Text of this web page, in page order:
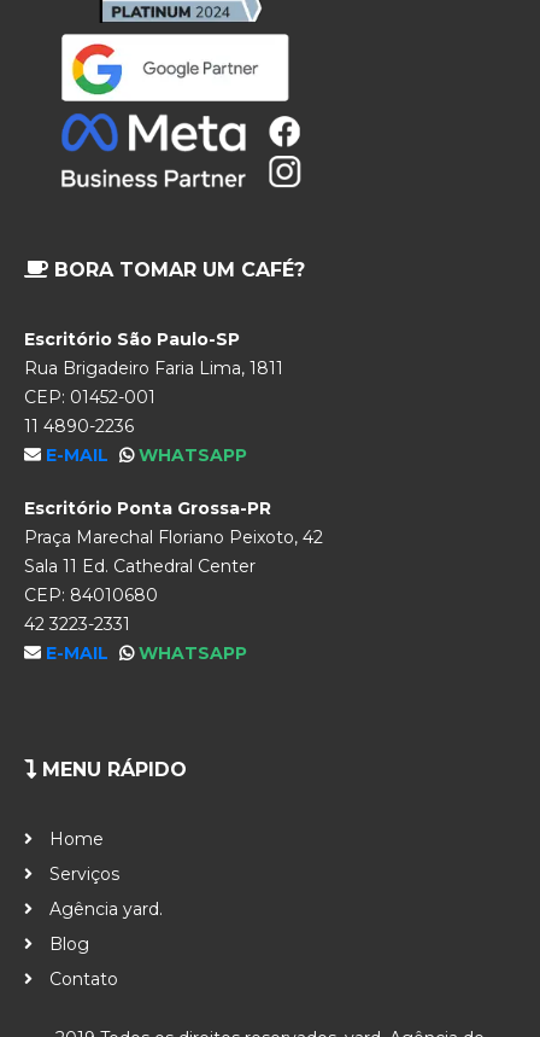
BORA TOMAR UM CAFÉ?
Escritório São Paulo-SP
Rua Brigadeiro Faria Lima, 1811
CEP: 01452-001
11 4890-2236
E-MAIL
WHATSAPP
Escritório Ponta Grossa-PR
Praça Marechal Floriano Peixoto, 42
Sala 11 Ed. Cathedral Center
CEP: 84010680
42 3223-2331
E-MAIL
WHATSAPP
MENU RÁPIDO
Home
Serviços
Agência yard.
Blog
Contato